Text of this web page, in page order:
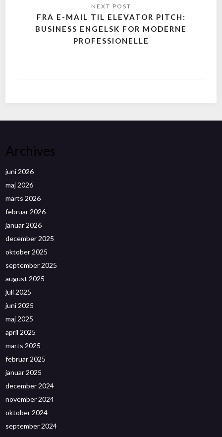
FRA E-MAIL TIL ELEVATOR PITCH:
BUSINESS ENGELSK FOR MODERNE
PROFESSIONELLE
Archives
juni 2026
maj 2026
marts 2026
februar 2026
januar 2026
december 2025
oktober 2025
september 2025
august 2025
juli 2025
juni 2025
maj 2025
april 2025
marts 2025
februar 2025
januar 2025
december 2024
november 2024
oktober 2024
september 2024